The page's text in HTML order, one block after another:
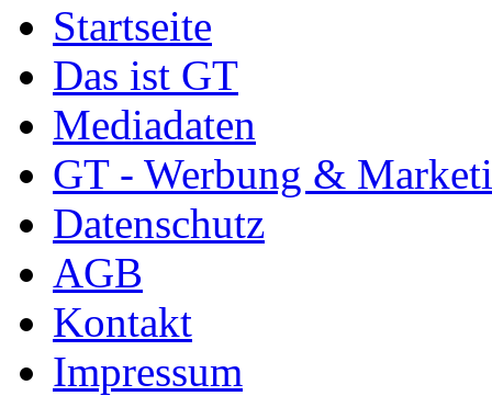
Startseite
Das ist GT
Mediadaten
GT - Werbung &
Datenschutz
AGB
Kontakt
Impressum